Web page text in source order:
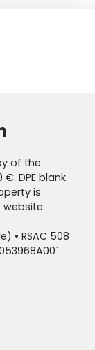
of the
DPE blank.
is
• RSAC 508